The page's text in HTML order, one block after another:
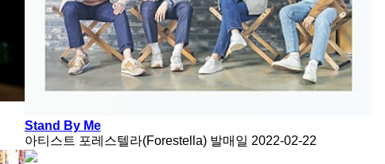
Stand By Me
아티스트 포레스텔라(Forestella) 발매일 2022-02-22